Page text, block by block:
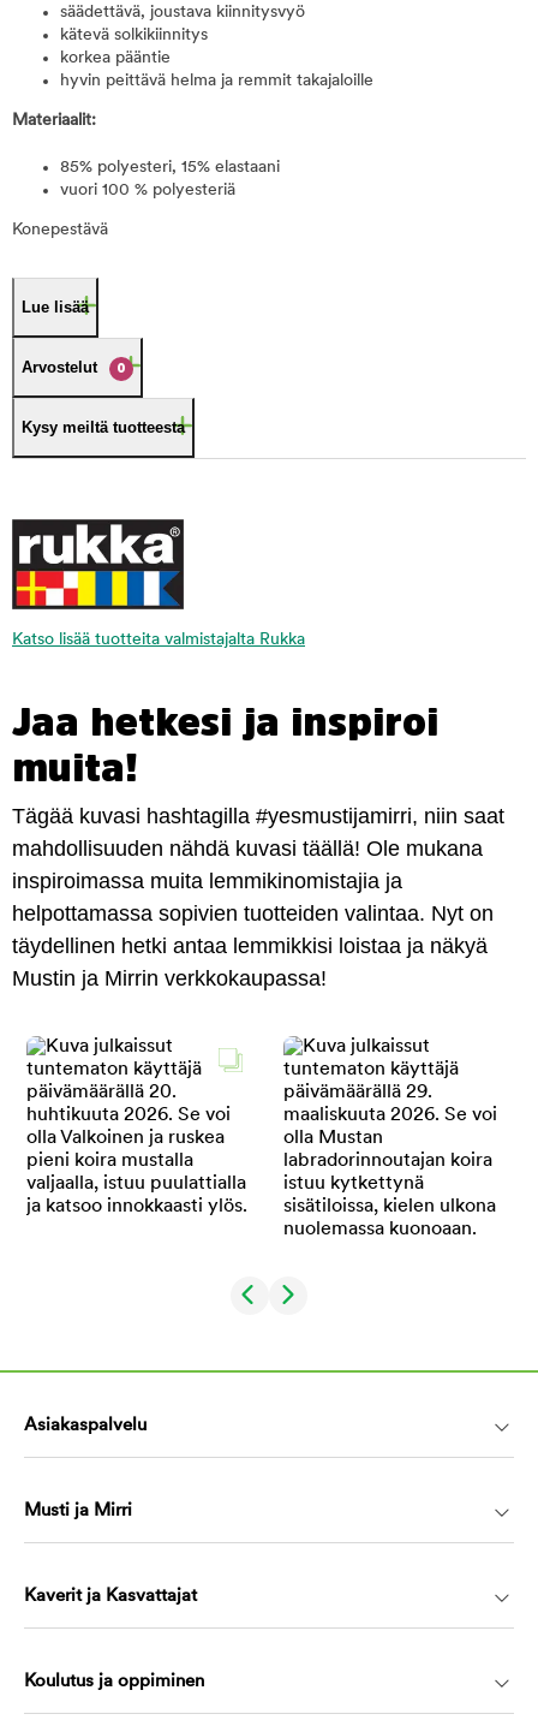
säädettävä, joustava kiinnitysvyö
kätevä solkikiinnitys
korkea pääntie
hyvin peittävä helma ja remmit takajaloille
Materiaalit:
85% polyesteri, 15% elastaani
vuori 100 % polyesteriä
Konepestävä
Lue lisää
Arvostelut 0
Kysy meiltä tuotteesta
Katso lisää tuotteita valmistajalta Rukka
Jaa hetkesi ja inspiroi
muita!
Tägää kuvasi hashtagilla #yesmustijamirri, niin saat
mahdollisuuden nähdä kuvasi täällä! Ole mukana
inspiroimassa muita lemmikinomistajia ja
helpottamassa sopivien tuotteiden valintaa. Nyt on
täydellinen hetki antaa lemmikkisi loistaa ja näkyä
Mustin ja Mirrin verkkokaupassa!
Asiakaspalvelu
Musti ja Mirri
Kaverit ja Kasvattajat
Koulutus ja oppiminen